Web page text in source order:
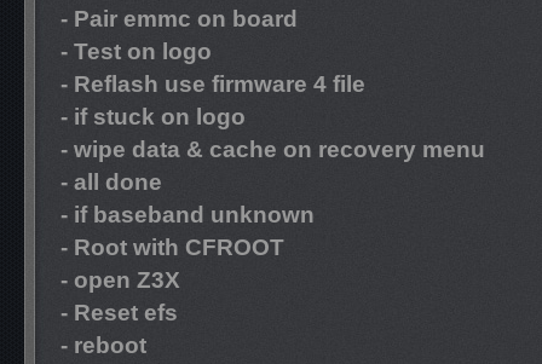
- Pair emmc on board
- Test on logo
- Reflash use firmware 4 file
- if stuck on logo
- wipe data & cache on recovery menu
- all done
- if baseband unknown
- Root with CFROOT
- open Z3X
- Reset efs
- reboot